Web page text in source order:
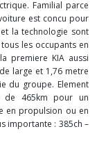
Familial parce
est concu pour
la technologie sont
les occupants en
premiere KIA aussi
large et 1,76 metre
du groupe. Element
de 465km pour un
en propulsion ou en
importante : 385ch –